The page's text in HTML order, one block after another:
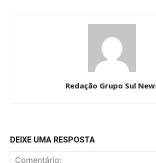
Redação Grupo Sul
DEIXE UMA RESPOSTA